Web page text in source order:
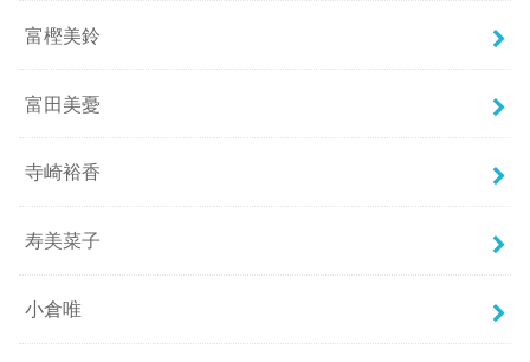
富樫美鈴
富田美憂
寺崎裕香
寿美菜子
小倉唯